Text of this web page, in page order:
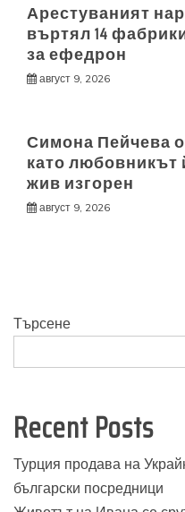
Арестуваният
въртял 14
за ефедрон
август 9, 2026
Симона Пейчева
като любовникът
жив изгорен
август 9, 2026
Търсене
Recent Posts
Турция продава на
български посредници